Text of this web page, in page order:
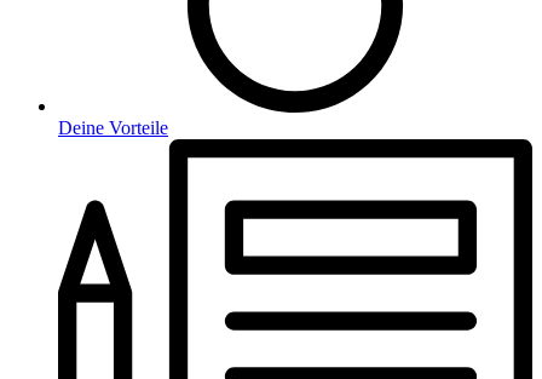
Deine Vorteile